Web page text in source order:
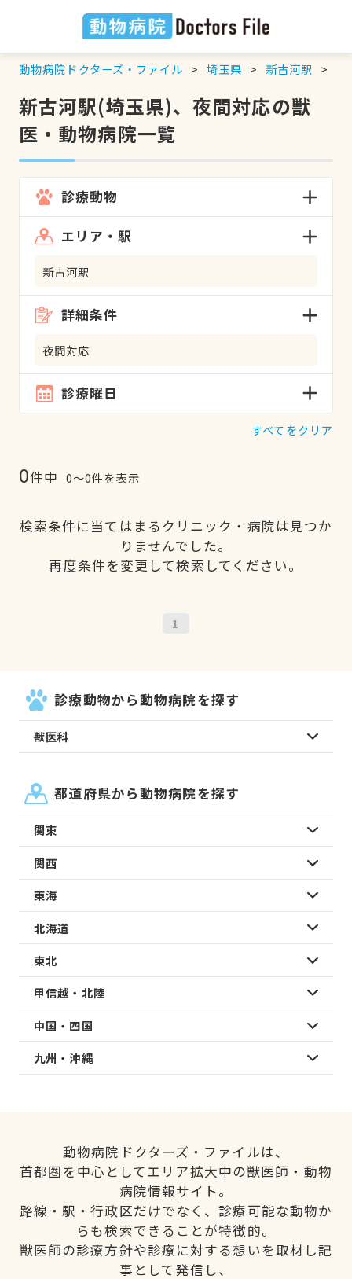
動物病院ドクターズ・ファイル 埼玉県 新古河駅
新古河駅(埼玉県)、夜間対応の獣
医・動物病院一覧
診療動物
エリア・駅
新古河駅
詳細条件
夜間対応
診療曜日
すべてをクリア
0件中 0〜0件を表示
検索条件に当てはまるクリニック・病院は見つか
りませんでした。
再度条件を変更して検索してください。
1
診療動物から動物病院を探す
獣医科
都道府県から動物病院を探す
関東
関西
東海
北海道
東北
甲信越・北陸
中国・四国
九州・沖縄
動物病院ドクターズ・ファイルは、
首都圏を中心としてエリア拡大中の獣医師・動物
病院情報サイト。
路線・駅・行政区だけでなく、診療可能な動物か
らも検索できることが特徴的。
獣医師の診療方針や診療に対する想いを取材し記
事として発信し、